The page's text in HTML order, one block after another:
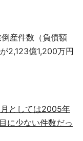
産件数（負債額
2,123億1,200万円
としては2005年
に少ない件数だっ